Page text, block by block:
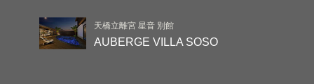
天橋立離宮 星音 別館
AUBERGE VILLA SOSO